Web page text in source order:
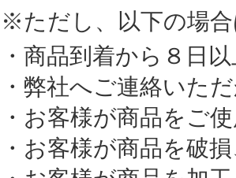
※ただし、以下の場
・商品到着から８日
・弊社へご連絡いた
・お客様が商品をご
・お客様が商品を破